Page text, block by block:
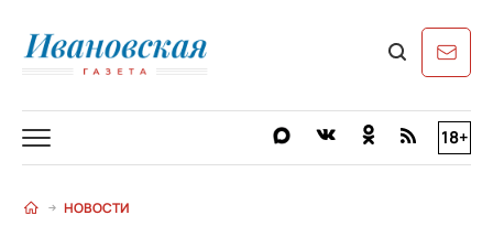
18+
НОВОСТИ